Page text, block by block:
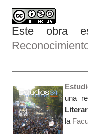
Este obra
una
la